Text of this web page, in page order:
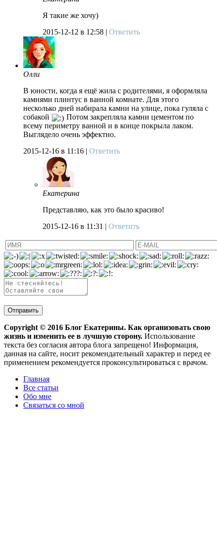
Я такие же хочу)
2015-12-12 в 12:58 | Ответить
Олли
В юности, когда я ещё жила с родителями, я оформляла
камнями плинтус в ванной комнате. Для этого
несколько дней набирала камни на улице, пока гуляла с
собакой
Потом закрепляла камни цементом по
всему периметру ванной и в конце покрыла лаком.
Выглядело очень эффектно.
2015-12-16 в 11:16 | Ответить
Екатерина
Представляю, как это было красиво!
2015-12-16 в 11:31 | Ответить
Copyright © 2016 Блог Екатерины. Как организовать свою
жизнь и изменить ее в лучшую сторону. Использование
текста без согласия автора блога запрещено! Информация,
данная на сайте, носит рекомендательный характер и перед ее
применением рекомендуется проконсультироваться с врачом.
Главная
Все статьи
Обо мне
Связаться со мной